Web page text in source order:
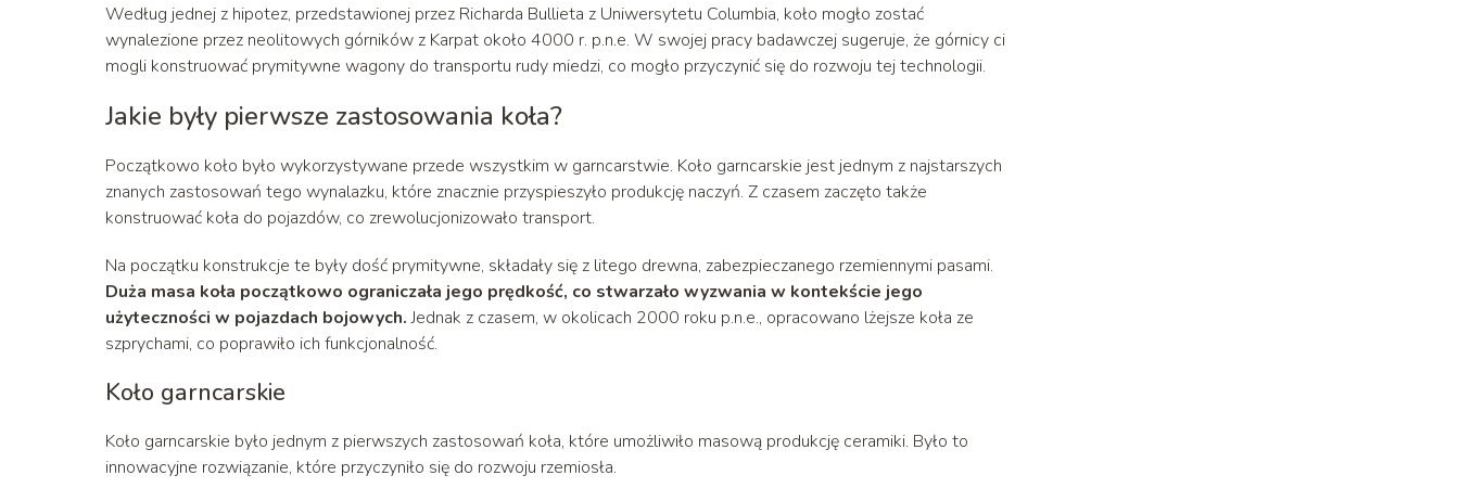
Według jednej z hipotez, przedstawionej przez Richarda Bullieta z Uniwersytetu Columbia, koło mogło zostać
wynalezione przez neolitowych górników z Karpat około 4000 r. p.n.e. W swojej pracy badawczej sugeruje, że górnicy ci
mogli konstruować prymitywne wagony do transportu rudy miedzi, co mogło przyczynić się do rozwoju tej technologii.
Jakie były pierwsze zastosowania koła?
Początkowo koło było wykorzystywane przede wszystkim w garncarstwie. Koło garncarskie jest jednym z najstarszych
znanych zastosowań tego wynalazku, które znacznie przyspieszyło produkcję naczyń. Z czasem zaczęto także
konstruować koła do pojazdów, co zrewolucjonizowało transport.
Na początku konstrukcje te były dość prymitywne, składały się z litego drewna, zabezpieczanego rzemiennymi pasami.
Duża masa koła początkowo ograniczała jego prędkość, co stwarzało wyzwania w kontekście jego
użyteczności w pojazdach bojowych.Jednak z czasem, w okolicach 2000 roku p.n.e., opracowano lżejsze koła ze
szprychami, co poprawiło ich funkcjonalność.
Koło garncarskie
Koło garncarskie było jednym z pierwszych zastosowań koła, które umożliwiło masową produkcję ceramiki. Było to
innowacyjne rozwiązanie, które przyczyniło się do rozwoju rzemiosła.